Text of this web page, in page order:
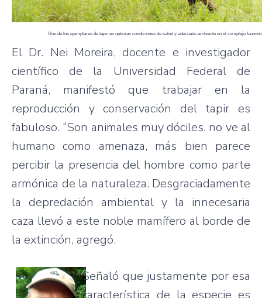
Uno de los ejemplares de tapir en óptimas condiciones de salud y adecuado ambiente en el complejo
El Dr. Nei Moreira, docente e investigador
científico de la Universidad Federal de
Paraná, manifestó que trabajar en la
reproducción y conservación del tapir es
fabuloso. “Son animales muy dóciles, no ve al
humano como amenaza, más bien parece
percibir la presencia del hombre como parte
armónica de la naturaleza. Desgraciadamente
la depredación ambiental y la innecesaria
caza llevó a este noble mamífero al borde de
la extinción, agregó.
Señaló que justamente por esa
característica de la especie es